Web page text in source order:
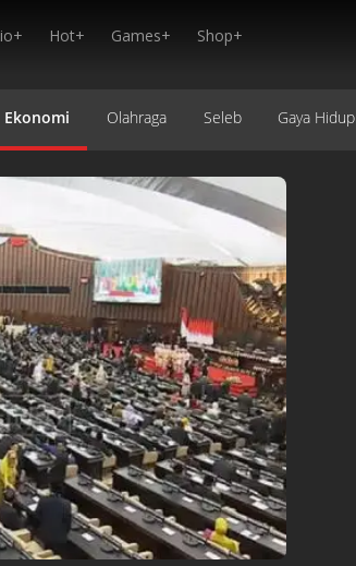
Hot+ Games+ Shop+
Ekonomi Olahraga Seleb Gaya Hidup